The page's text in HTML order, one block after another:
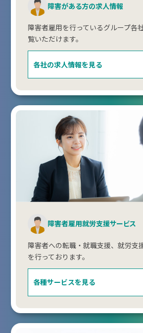
障害がある方の求人情報
障害者雇用を行っているグループ各
覧いただけます。
各社の求人情報を見る
障害者雇用就労支援サービス
障害者への転職・就職支援、就労支
を行っております。
各種サービスを見る